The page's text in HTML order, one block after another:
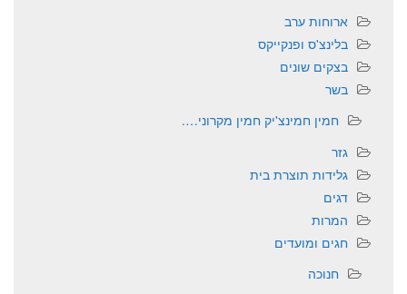
ארוחות ערב
בלינצ'ס ופנקייקס
בצקים שונים
בשר
חמין חמינצ'יק חמין מקרוני….
גזר
גלידות תוצרת בית
דגים
המרות
חגים ומועדים
חנוכה